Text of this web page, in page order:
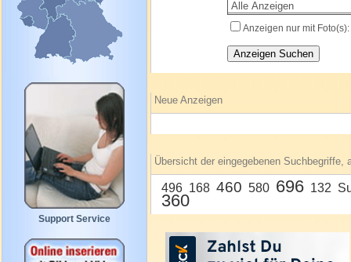
Support Service
Anzeigen nur mit Foto(s):
Neue Anzeigen
Übersicht der eingegebenen
496 168 460 580 696 132
360